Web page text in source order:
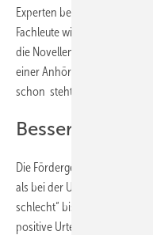
Experten beauftragt.
Fachleute wie GIH-
die Novellenerarbeitung
einer Anhörung mit wenigen
schon steht“, schlägt
Bessere Noten
Die Fördergeber Bafa und
als bei der Umfrage im
schlecht“ bis „sehr gut“
positive Urteile (2024: 56